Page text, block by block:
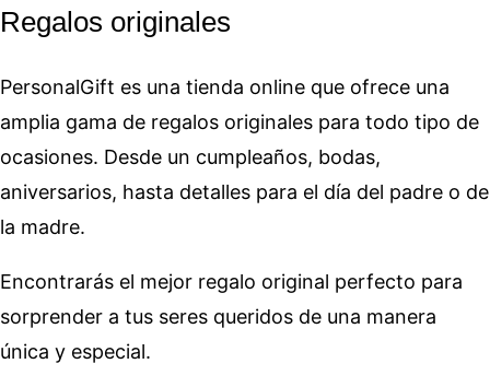
Regalos originales
PersonalGift es una tienda online que ofrece una
amplia gama de regalos originales para todo tipo de
ocasiones. Desde un cumpleaños, bodas,
aniversarios, hasta detalles para el día del padre o de
la madre.
Encontrarás el mejor regalo original perfecto para
sorprender a tus seres queridos de una manera
única y especial.